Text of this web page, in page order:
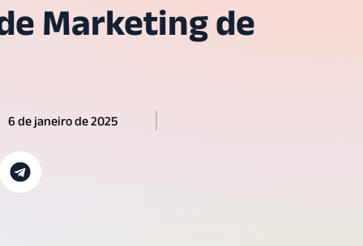
Marketing de
6 de janeiro de 2025